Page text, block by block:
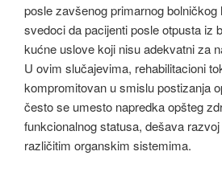
posle zavšenog primarnog
svedoci da pacijenti posle otpusta iz
kućne uslove koji nisu adekvatni za
U ovim slučajevima, rehabilitacioni
kompromitovan u smislu postizanja
često se umesto napredka opšteg
funkcionalnog statusa, dešava
različitim organskim sistemima.